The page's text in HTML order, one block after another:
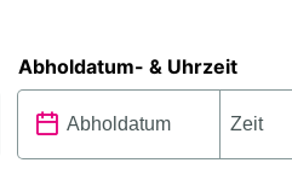
Abholdatum- & Uhrzeit